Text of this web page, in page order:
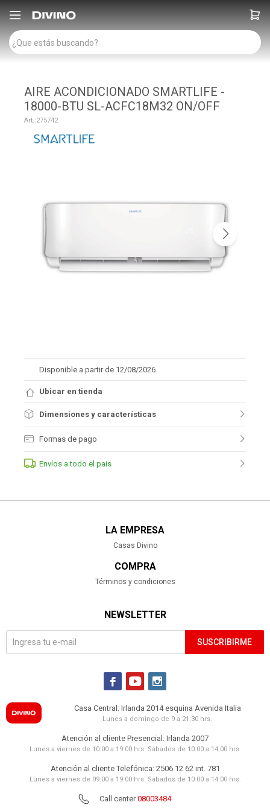

AIRE ACONDICIONADO SMARTLIFE -
18000-BTU SL-ACFC18M32 ON/OFF
275742
Disponible a partir de 12/08/2026
Ubicar en tienda
Dimensiones y características
Formas de pago
Envíos a todo el pais
LA EMPRESA
Casas Divino
COMPRA
Términos y condiciones
NEWSLETTER
SUSCRIBIRME
  
Casa Central: Irlanda 2014 esquina Avenida Italia
Lunes a domingo de 9 a 21:30 hrs.
Atención al cliente Presencial: Irlanda 2007
Lunes a viernes de 10:00 a 19:00 hrs. Sábados de 10:00 a 14:00 hrs.
Atención al cliente Telefónica: 2506 12 62 int. 781
Lunes a viernes de 09:00 a 19:00 hrs. Sábados de 10:00 a 14:00 hrs.
Call center08003484